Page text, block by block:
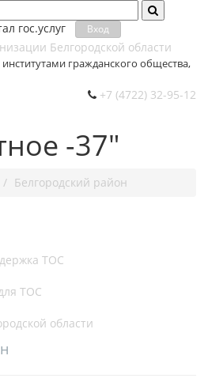
гос.уcлуг Вход
гражданского общества,
+7 (4722) 32-95-12
-37"
Белгородский район
ТОС
ТОС
области